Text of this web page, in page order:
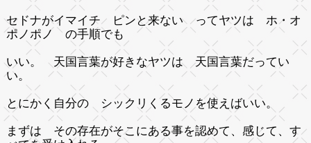
セドナがイマイチ ピンと来ない ってヤツは ホ・オ
ポノポノ の手順でも
いい。 天国言葉が好きなヤツは 天国言葉だってい
い。
とにかく自分の シックリくるモノを使えばいい。
まずは その存在がそこにある事を認めて、感じて、す